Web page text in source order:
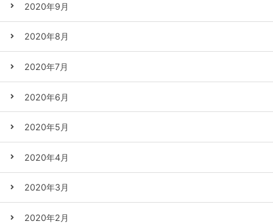
2020年9月
2020年8月
2020年7月
2020年6月
2020年5月
2020年4月
2020年3月
2020年2月